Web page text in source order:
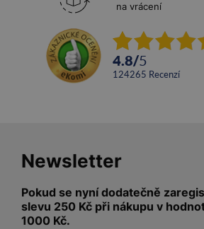
na vrácení
4.8/5
124265 recenzí
Newsletter
Pokud se nyní dodatečně
slevu 250 Kč při nákupu v
1000 Kč.